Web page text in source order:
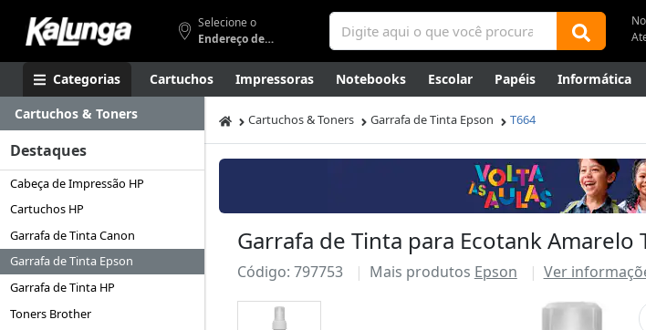
Selecione o
Endereço de entrega
Categorias Cartuchos Impressoras Notebooks Escolar Papéis Informática
Apresentação Smartphones Artes Gamers Higiene Mídias Envelopes
Canetas Luxo
Cartuchos & Toners
Destaques
Cabeça de Impressão HP
Cartuchos HP
Garrafa de Tinta Canon
Garrafa de Tinta Epson
Garrafa de Tinta HP
Toners Brother
Cartuchos & Toners Garrafa de Tinta Epson T664
Garrafa de Tinta para Ecotank Amarelo
Código: 797753 Mais produtos Epson Ver